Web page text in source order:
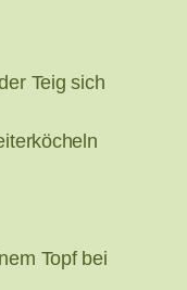
Teig sich
Topf bei